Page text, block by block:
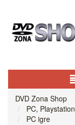
DVD Zona Shop
PC,
PC igre